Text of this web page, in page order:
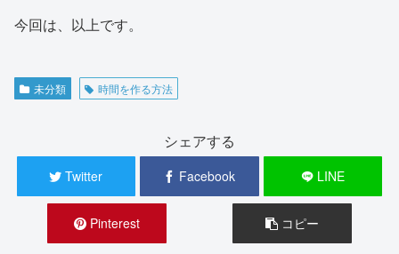
今回は、以上です。
未分類 時間を作る方法
シェアする
Twitter Facebook LINE
Pinterest コピー